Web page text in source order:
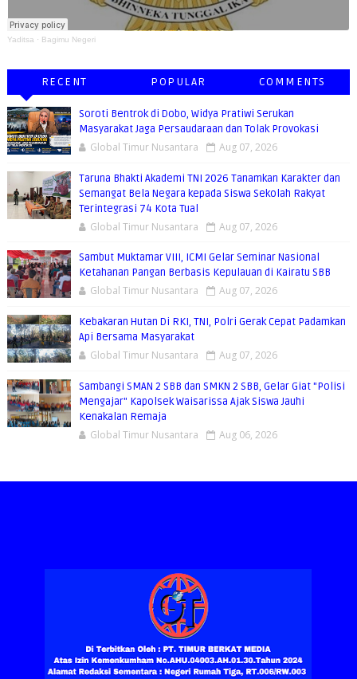
Yaditsa · Bagimu Negeri
RECENT POPULAR COMMENTS
Soroti Bentrok di Dobo, Widya Pratiwi Serukan
Masyarakat Jaga Persaudaraan dan Tolak Provokasi
Global Timur Nusantara Aug 07, 2026
Taruna Bhakti Akademi TNI 2026 Tanamkan Karakter dan
Semangat Bela Negara kepada Siswa Sekolah Rakyat
Terintegrasi 74 Kota Tual
Global Timur Nusantara Aug 07, 2026
Sambut Muktamar VIII, ICMI Gelar Seminar Nasional
Ketahanan Pangan Berbasis Kepulauan di Kairatu SBB
Global Timur Nusantara Aug 07, 2026
Kebakaran Hutan Di RKI, TNI, Polri Gerak Cepat Padamkan
Api Bersama Masyarakat
Global Timur Nusantara Aug 07, 2026
Sambangi SMAN 2 SBB dan SMKN 2 SBB, Gelar Giat "Polisi
Mengajar" Kapolsek Waisarissa Ajak Siswa Jauhi
Kenakalan Remaja
Global Timur Nusantara Aug 06, 2026